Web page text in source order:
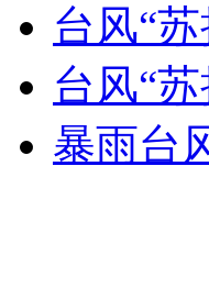
安徽一实载49人客
台风“
台风“
暴雨台